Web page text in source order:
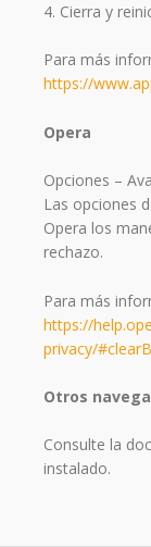
4. Cierra y
Para más
https://
Opera
Opciones –
Las opciones
Opera los
rechazo.
Para más
https://
privacy/
Otros
Consulte la
instalado.